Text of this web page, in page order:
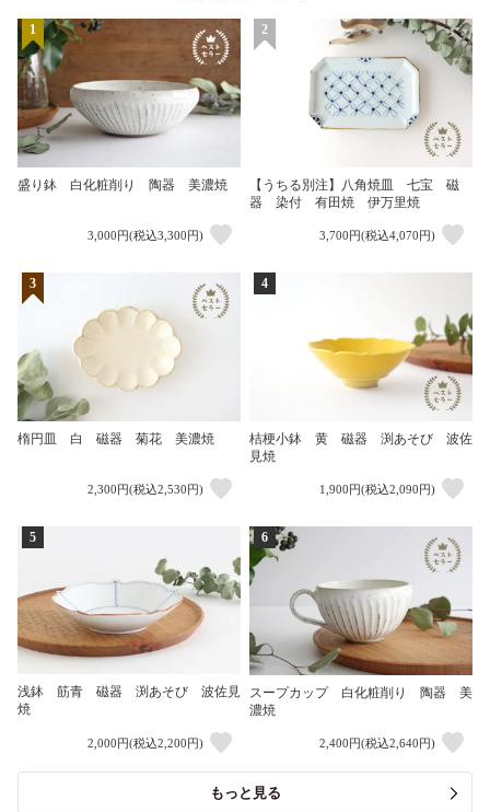
1
盛り鉢 白化粧削り 陶器 美濃焼
3,000円(税込3,300円)
2
【うちる別注】八角焼皿 七宝 磁
器 染付 有田焼 伊万里焼
3,700円(税込4,070円)
3
楕円皿 白 磁器 菊花 美濃焼
2,300円(税込2,530円)
4
桔梗小鉢 黄 磁器 渕あそび 波佐
見焼
1,900円(税込2,090円)
5
浅鉢 筋青 磁器 渕あそび 波佐見
焼
2,000円(税込2,200円)
6
スープカップ 白化粧削り 陶器 美
濃焼
2,400円(税込2,640円)
もっと見る